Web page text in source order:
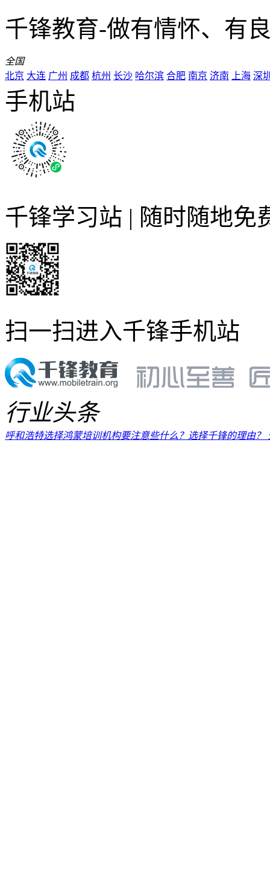
千锋教育-做有情怀、有
全国
北京 大连 广州 成都 杭州 长沙 哈尔滨 合肥 南京 济南 上海 深
手机站
千锋学习站 | 随时随地免
扫一扫进入千锋手机站
行业头条
呼和浩特选择鸿蒙培训机构要注意些什么？选择千锋的理由？